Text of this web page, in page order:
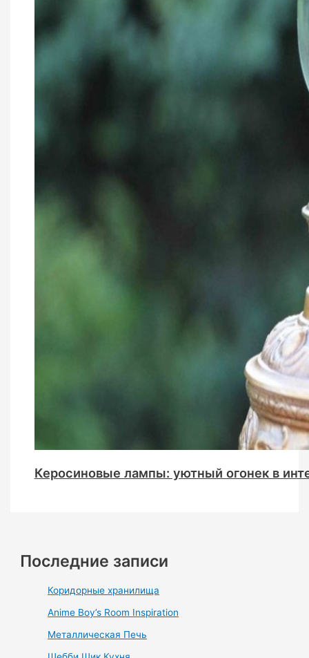
Керосиновые лампы: уютный огонек в
Последние записи
Коридорные хранилища
Anime Boy’s Room Inspiration
Металлическая Печь